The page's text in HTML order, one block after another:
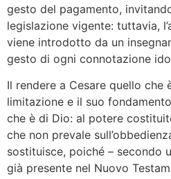
gesto del pagamento,
legislazione vigente: tuttavia,
viene introdotto da un
gesto di ogni connotazione
Il rendere a Cesare quello che
limitazione e il suo
che è di Dio: al potere
che non prevale
sostituisce, poiché – secondo
già presente nel Nuovo